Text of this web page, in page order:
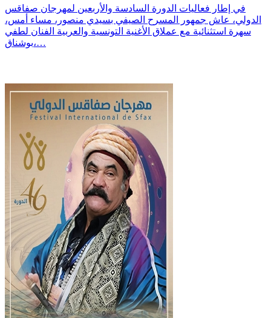
في إطار فعاليات الدورة السادسة والأربعين لمهرجان صفاقس
الدولي، عاش جمهور المسرح الصيفي بسيدي منصور، مساء أمس،
سهرة استثنائية مع عملاق الأغنية التونسية والعربية الفنان لطفي
بوشناق،…